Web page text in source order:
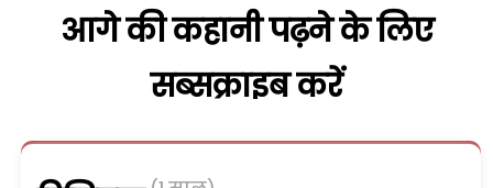
आगे की कहानी पढ़ने के लिए
सब्सक्राइब करें